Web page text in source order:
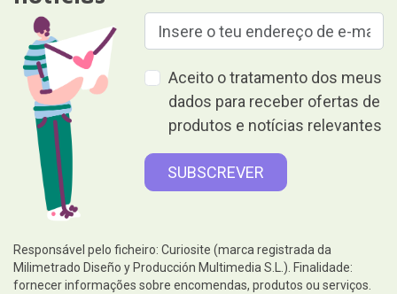
Aceito o tratamento dos meus
dados para receber ofertas de
produtos e notícias relevantes
Responsável pelo ficheiro: Curiosite (marca registrada da
Milimetrado Diseño y Producción Multimedia S.L.). Finalidade:
fornecer informações sobre encomendas, produtos ou serviços.